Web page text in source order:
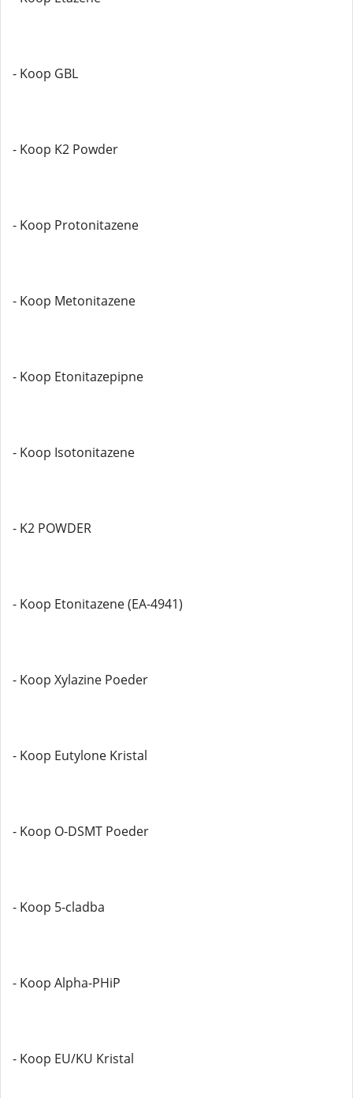
- Koop GBL
- Koop K2 Powder
- Koop Protonitazene
- Koop Metonitazene
- Koop Etonitazepipne
- Koop Isotonitazene
- K2 POWDER
- Koop Etonitazene (EA-4941)
- Koop Xylazine Poeder
- Koop Eutylone Kristal
- Koop O-DSMT Poeder
- Koop 5-cladba
- Koop Alpha-PHiP
- Koop EU/KU Kristal